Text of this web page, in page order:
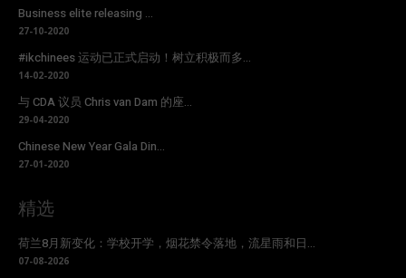
Business elite releasing ...
27-10-2020
#ikchinees 运动已正式启动！树立积极而多...
14-02-2020
与 CDA 议员 Chris van Dam 的座...
29-04-2020
Chinese New Year Gala Din...
27-01-2020
精选
荷兰8月新变化：学校开学，烟花禁令落地，流星雨和日...
07-08-2026